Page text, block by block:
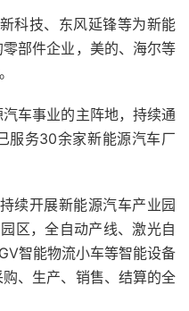
科技、东风延锋等为新能
部件企业，美的、海尔等
车事业的主阵地，持续通
服务30余家新能源汽车厂
续开展新能源汽车产业园
区，全自动产线、激光自
智能物流小车等智能设备
、生产、销售、结算的全